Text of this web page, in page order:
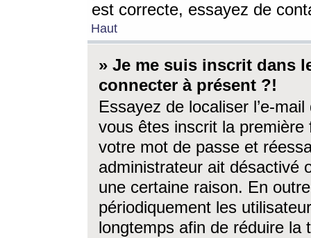
est correcte, essayez de
Haut
» Je me suis inscrit dans
connecter à présent ?!
Essayez de localiser l’e-
vous êtes inscrit la première
votre mot de passe et
administrateur ait désactivé
une certaine raison. En
périodiquement les
longtemps afin de réduire la